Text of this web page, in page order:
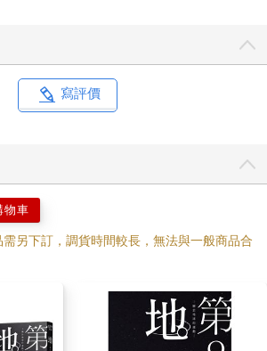
寫評價
物車
另下訂，調貨時間較長，無法與一般商品合